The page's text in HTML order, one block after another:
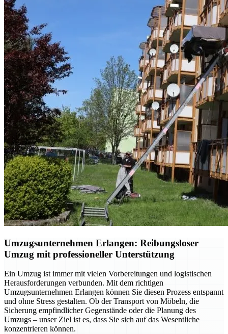
Umzugsunternehmen Erlangen: Reibungsloser
Umzug mit professioneller Unterstützung
Ein Umzug ist immer mit vielen Vorbereitungen und logistischen
Herausforderungen verbunden. Mit dem richtigen
Umzugsunternehmen Erlangen können Sie diesen Prozess entspannt
und ohne Stress gestalten. Ob der Transport von Möbeln, die
Sicherung empfindlicher Gegenstände oder die Planung des
Umzugs – unser Ziel ist es, dass Sie sich auf das Wesentliche
konzentrieren können.